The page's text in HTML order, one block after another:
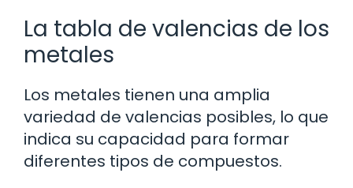
La tabla de valencias de los
metales
Los metales tienen una amplia
variedad de valencias posibles, lo que
indica su capacidad para formar
diferentes tipos de compuestos.